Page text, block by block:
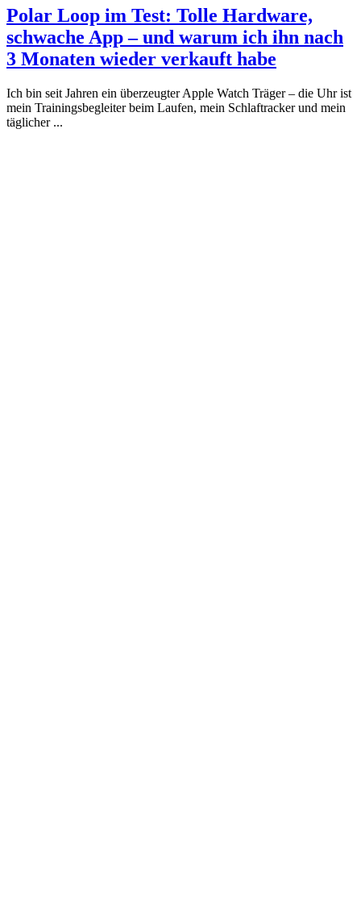
Polar Loop im Test: Tolle Hardware,
schwache App – und warum ich ihn nach
3 Monaten wieder verkauft habe
Ich bin seit Jahren ein überzeugter Apple Watch Träger – die Uhr ist
mein Trainingsbegleiter beim Laufen, mein Schlaftracker und mein
täglicher ...